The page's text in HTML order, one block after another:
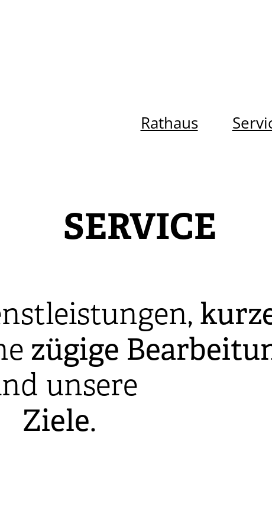
Rathaus
SERVICE
zügige
unsere
Ziele.